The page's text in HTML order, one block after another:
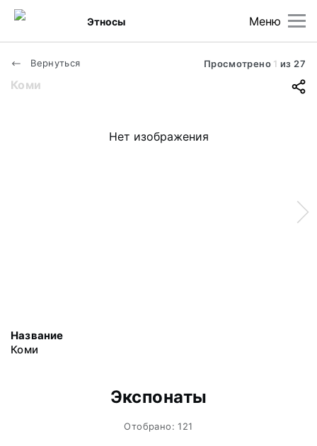
Меню
Этносы
Вернуться Просмотрено 1 из 27
Коми
Нет изображения
Название
Коми
Экспонаты
Отобрано: 121